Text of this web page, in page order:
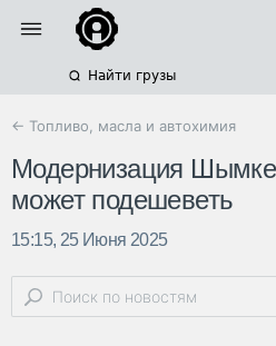
Найти грузы
← Топливо, масла и автохимия
Модернизация
может подешеветь
15:15, 25 Июня 2025